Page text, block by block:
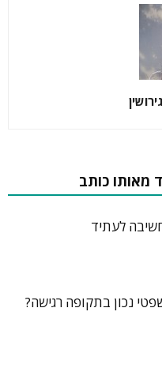
מאותו כותב
לעתיד
נכון בתקופה רגישה?